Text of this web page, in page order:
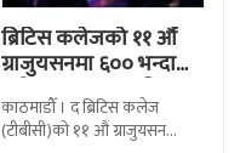
ब्रिटिस कलेजको ११ औँ
ग्राजुयसनमा ६०० भन्दा
बढी ग्राजुयट सम्मानित
काठमाडौँ । द ब्रिटिस कलेज
(टीबीसी)को ११ औं ग्राजुयसन